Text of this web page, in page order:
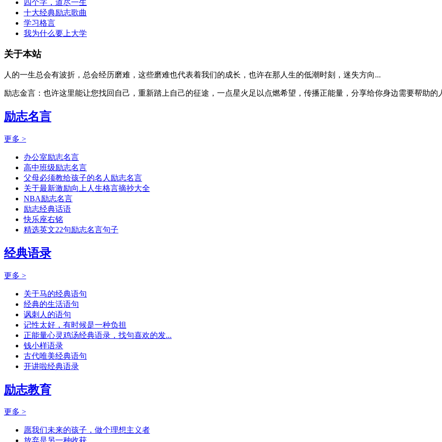
四个字，道尽一生
十大经典励志歌曲
学习格言
我为什么要上大学
关于本站
人的一生总会有波折，总会经历磨难，这些磨难也代表着我们的成长，也许在那人生的低潮时刻，迷失方向...
励志金言：也许这里能让您找回自己，重新踏上自己的征途，一点星火足以点燃希望，传播正能量，分享给你身边需要帮助的
励志名言
更多 >
办公室励志名言
高中班级励志名言
父母必须教给孩子的名人励志名言
关于最新激励向上人生格言摘抄大全
NBA励志名言
励志经典话语
快乐座右铭
精选英文22句励志名言句子
经典语录
更多 >
关于马的经典语句
经典的生活语句
讽刺人的语句
记性太好，有时候是一种负担
正能量心灵鸡汤经典语录，找句喜欢的发...
钱小样语录
古代唯美经典语句
开讲啦经典语录
励志教育
更多 >
愿我们未来的孩子，做个理想主义者